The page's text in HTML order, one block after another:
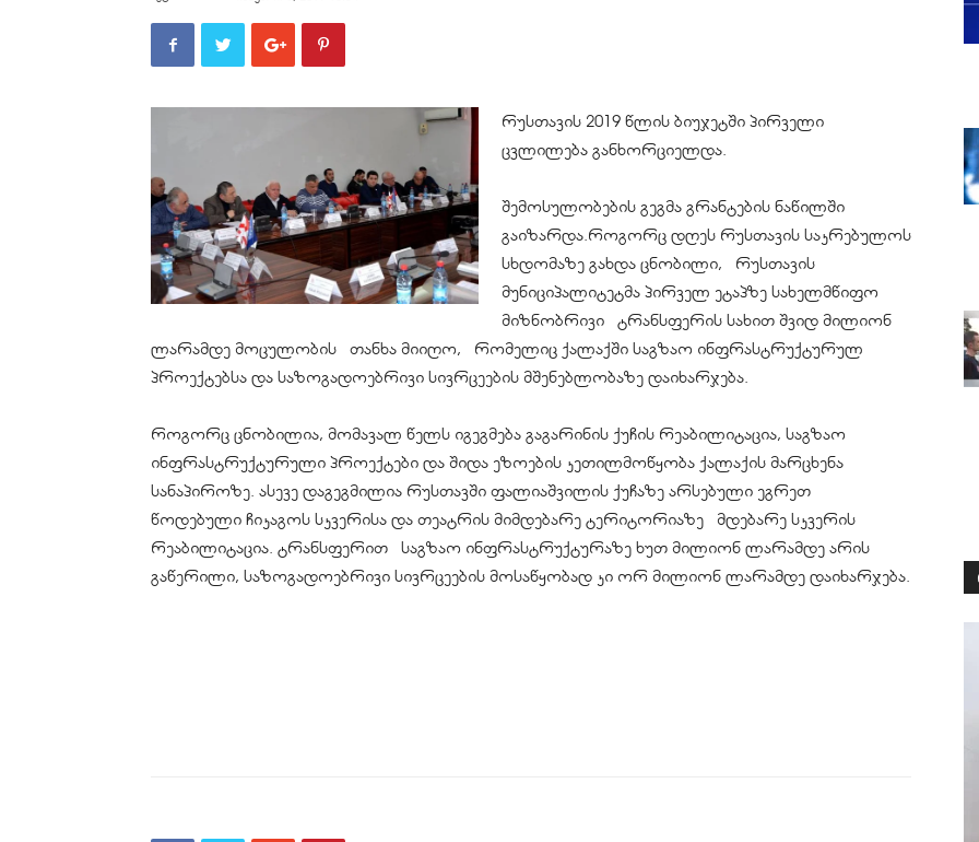
რუსთავის 2019 წლის ბიუჯეტში პირველი
ცვლილება განხორციელდა.
შემოსულობების გეგმა გრანტების ნაწილში
გაიზარდა.როგორც დღეს რუსთავის საკრებულოს
სხდომაზე გახდა ცნობილი, რუსთავის
მუნიციპალიტეტმა პირველ ეტაპზე სახელმწიფო
მიზნობრივი ტრანსფერის სახით შვიდ მილიონ
ლარამდე მოცულობის თანხა მიიღო, რომელიც ქალაქში საგზაო ინფრასტრუქტურულ
პროექტებსა და საზოგადოებრივი სივრცეების მშენებლობაზე დაიხარჯება.
როგორც ცნობილია, მომავალ წელს იგეგმება გაგარინის ქუჩის რეაბილიტაცია, საგზაო
ინფრასტრუქტურული პროექტები და შიდა ეზოების კეთილმოწყობა ქალაქის მარცხენა
სანაპიროზე. ასევე დაგეგმილია რუსთავში ფალიაშვილის ქუჩაზე არსებული ეგრეთ
წოდებული ჩიკაგოს სკვერისა და თეატრის მიმდებარე ტერიტორიაზე მდებარე სკვერის
რეაბილიტაცია. ტრანსფერით საგზაო ინფრასტრუქტურაზე ხუთ მილიონ ლარამდე არის
გაწერილი, საზოგადოებრივი სივრცეების მოსაწყობად კი ორ მილიონ ლარამდე დაიხარჯება.